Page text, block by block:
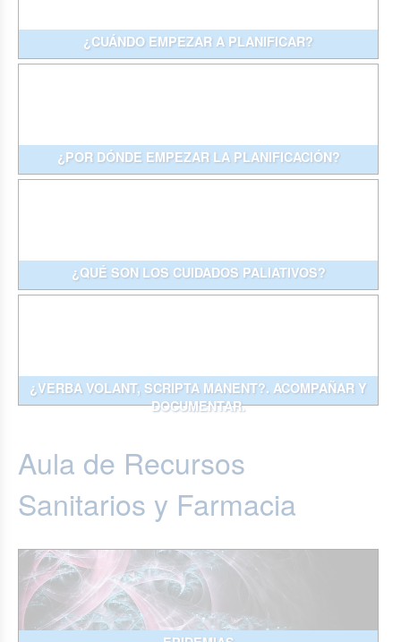
¿CUÁNDO EMPEZAR A PLANIFICAR?
¿POR DÓNDE EMPEZAR LA PLANIFICACIÓN?
¿QUÉ SON LOS CUIDADOS PALIATIVOS?
¿VERBA VOLANT, SCRIPTA MANENT?. ACOMPAÑAR Y
DOCUMENTAR.
Aula de Recursos
Sanitarios y Farmacia